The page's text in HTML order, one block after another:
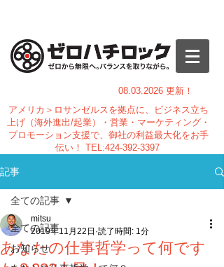
08.03.2026 更新！
アメリカ＞ロサンゼルスを拠点に、ビジネス立ち
上げ（海外進出/起業）・営業・マーケティング・
プロモーション支援で、御社の利益最大化をお手
伝い！ TEL:424-392-3397
記事
全ての記事
お知らせ
全ての記事
あなたの仕事哲学って何です
mitsu
2019年11月22日 読了時間: 1分